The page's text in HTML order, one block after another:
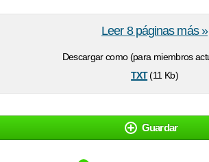
Descargar como (para miembros
txt(11 Kb)
Leer 8 páginas más »
Guardar